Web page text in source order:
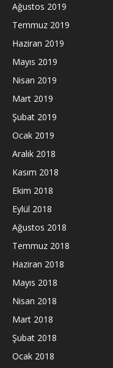
Ağustos 2019
Temmuz 2019
Haziran 2019
Mayıs 2019
Nisan 2019
Mart 2019
Şubat 2019
Ocak 2019
Aralık 2018
Kasım 2018
Ekim 2018
Eylül 2018
Ağustos 2018
Temmuz 2018
Haziran 2018
Mayıs 2018
Nisan 2018
Mart 2018
Şubat 2018
Ocak 2018